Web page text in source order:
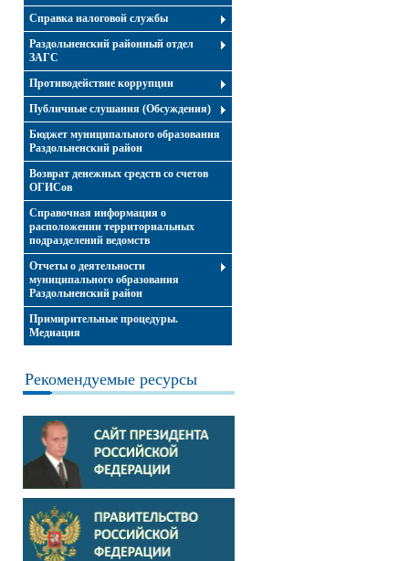
Справка налоговой службы
Раздольненский районный отдел
ЗАГС
Противодействие коррупции
Публичные слушания (Обсуждения)
Бюджет муниципального образования
Раздольненский район
Возврат денежных средств со счетов
ОГИСов
Справочная информация о
расположении территориальных
подразделений ведомств
Отчеты о деятельности
муниципального образования
Раздольненский район
Примирительные процедуры.
Медиация
Рекомендуемые ресурсы